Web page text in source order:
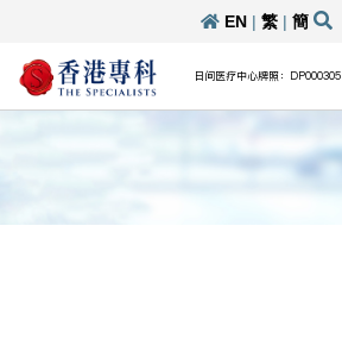
EN| 繁| 簡
日间医疗中心牌照：DP000305